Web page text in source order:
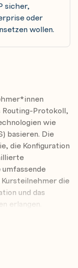
sicher,
oder
wollen.
Routing-Protokoll,
wie
basieren. Die
die Konfiguration
die
und das
erlangen.
werden